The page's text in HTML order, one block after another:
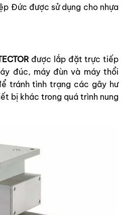
Đức được sử dụng cho nhựa
được lắp đặt trực tiếp
đúc, máy đùn và máy thổi
tránh tình trạng các gây hư
bị khác trong quá trình nung